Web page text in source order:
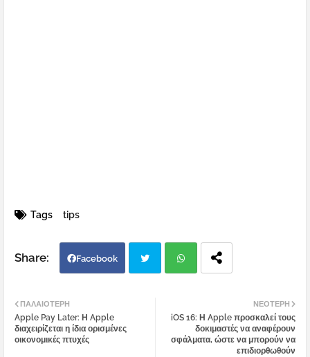
Tags tips
Facebook
atsa
ΝΕΌΤΕΡΗ
iOS 16: Η Apple προσκαλεί τους
δοκιμαστές να αναφέρουν
σφάλματα, ώστε να μπορούν να
επιδιορθωθούν
ΠΑΛΑΙΌΤΕΡΗ
Apple Pay Later: Η Apple
διαχειρίζεται η ίδια ορισμένες
οικονομικές πτυχές